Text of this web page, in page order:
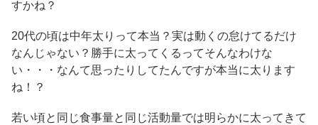
すかね？
20代の頃は中年太りって本当？実は動くの怠けてるだけ
なんじゃない？勝手に太ってくるってそんなわけな
い・・・なんて思ったりしてたんですが本当に太ります
ね！？
若い頃と同じ食事量と同じ活動量では明らかに太ってきて